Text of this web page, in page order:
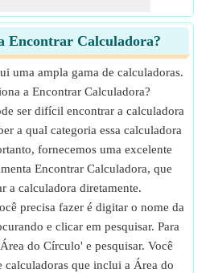
Encontrar Calculadora?
uma ampla gama de calculadoras.
a Encontrar Calculadora?
ser difícil encontrar a calculadora
a qual categoria essa calculadora
fornecemos uma excelente
Encontrar Calculadora, que
a calculadora diretamente.
precisa fazer é digitar o nome da
e clicar em pesquisar. Para
do Círculo' e pesquisar. Você
calculadoras que inclui a Área do